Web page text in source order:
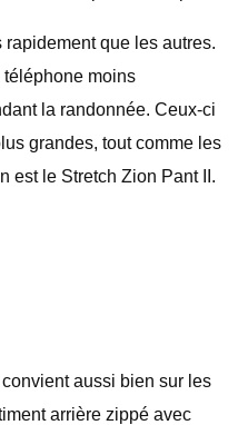
que les autres.
téléphone moins
la randonnée. Ceux-ci
grandes, tout comme les
est le Stretch Zion Pant II.
aussi bien sur les
arrière zippé avec